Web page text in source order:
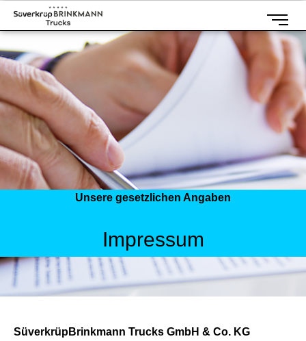
Unsere gesetzlichen Angaben
Impressum
SüverkrüpBrinkmann Trucks GmbH & Co. KG